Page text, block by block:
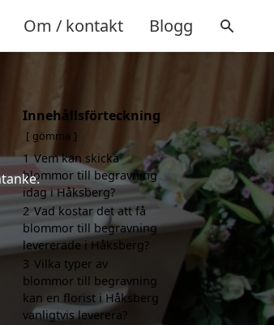
Om / kontakt Blogg
Innehållsförteckning
gömma
1 Vem kan skicka
blommor till begravning
idag i Håksberg?
2 Vad kostar det att få
blommor till begravning
levererade i Håksberg?
3 Vilka typer av
blommor till begravning
kan en florist i Håksberg
vanligtvis leverera?